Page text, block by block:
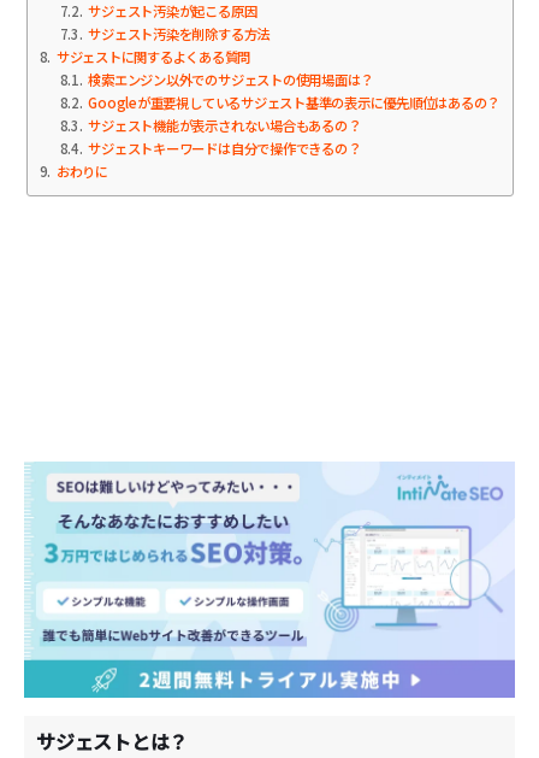
7.2 サジェスト汚染が起こる原因
7.3 サジェスト汚染を削除する方法
8 サジェストに関するよくある質問
8.1 検索エンジン以外でのサジェストの使用場面は？
8.2 Googleが重要視しているサジェスト基準の表示に優先順位はあるの？
8.3 サジェスト機能が表示されない場合もあるの？
8.4 サジェストキーワードは自分で操作できるの？
9 おわりに
サジェストとは？